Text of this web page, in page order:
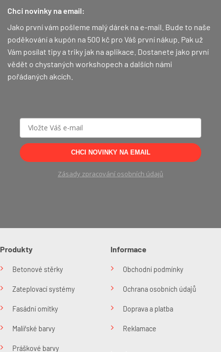
Chci novinky na email:
Jako první vám pošleme malý dárek na e-mail. Bude to naše
poděkování a kupón na 500 kč pro Váš první nákup. Pak už
Vám posílat tipy a triky jak na aplikace. Dostanete jako první
vědět o chystaných workshopech a dalších námi
pořádaných akcích.
CHCI NOVINKY NA EMAIL
Zásady zpracování osobních údajů
Produkty
Betonové stěrky
Zateplovací systémy
Fasádní omítky
Malířské barvy
Práškové barvy
Informace
Obchodní podmínky
Ochrana osobních údajů
Doprava a platba
Reklamace